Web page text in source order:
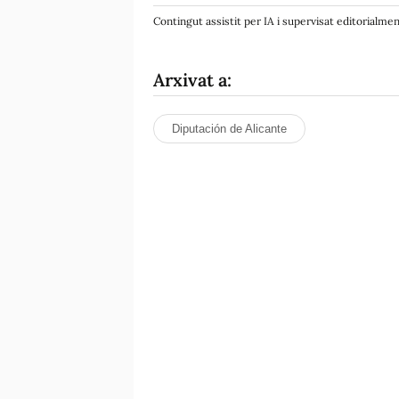
Contingut assistit per IA i supervisat
Arxivat a:
Diputación de Alicante